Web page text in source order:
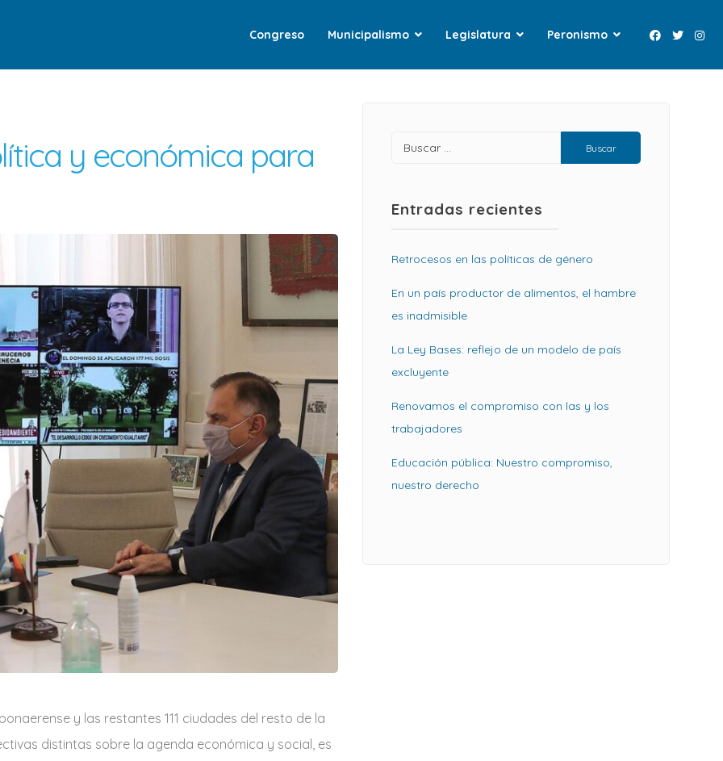
Congreso Municipalismo Legislatura Peronismo
y económica para
y las restantes 111 ciudades del resto de la
distintas sobre la agenda económica y social, es
Entradas recientes
Retrocesos en las políticas de género
En un país productor de alimentos, el hambre
es inadmisible
La Ley Bases: reflejo de un modelo de país
excluyente
Renovamos el compromiso con las y los
trabajadores
Educación pública: Nuestro compromiso,
nuestro derecho